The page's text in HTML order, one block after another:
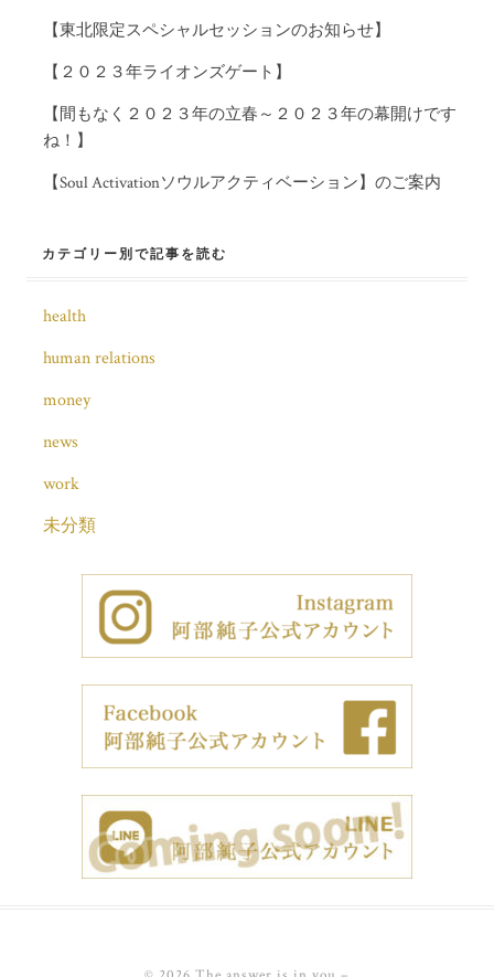
ョ
ン
【東北限定スペシャルセッションのお知らせ】
【２０２３年ライオンズゲート】
【間もなく２０２３年の立春～２０２３年の幕開けです
ね！】
【Soul Activationソウルアクティベーション】のご案内
カテゴリー別で記事を読む
health
human relations
money
news
work
未分類